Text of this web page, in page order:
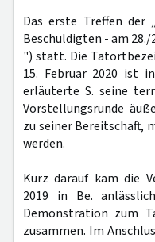
Das erste Treffen der
Beschuldigten - am 28./
") statt. Die
15. Februar 2020 ist
erläuterte S. seine
Vorstellungsrunde
zu seiner Bereitschaft,
werden.
Kurz darauf kam die
2019 in Be.
Demonstration zum
zusammen. Im